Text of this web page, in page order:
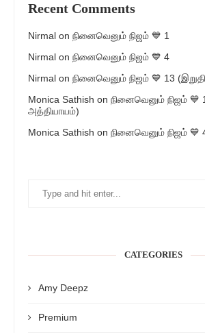
Recent Comments
Nirmal on நினைவெனும் நிஜம் 💙 1
Nirmal on நினைவெனும் நிஜம் 💙 4
Nirmal on நினைவெனும் நிஜம் 💙 13
Monica Sathish on நினைவெனும் நிஜம் 💙
அத்தியாயம்)
Monica Sathish on நினைவெனும் நிஜம் 💙
CATEGORIES
Amy Deepz
Premium